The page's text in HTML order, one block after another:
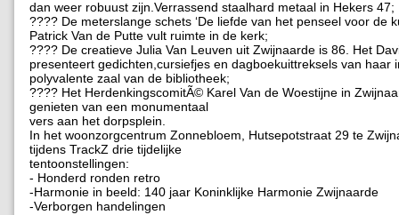
dan weer robuust zijn.Verrassend staalhard metaal in Hekers 47;
???? De meterslange schets ‘De liefde van het penseel voor de
Patrick Van de Putte vult ruimte in de kerk;
???? De creatieve Julia Van Leuven uit Zwijnaarde is 86. Het
presenteert gedichten,cursiefjes en dagboekuittreksels van haar
polyvalente zaal van de bibliotheek;
???? Het HerdenkingscomitÃ© Karel Van de Woestijne in
genieten van een monumentaal
vers aan het dorpsplein.
In het woonzorgcentrum Zonnebloem, Hutsepotstraat 29 te
tijdens TrackZ drie tijdelijke
tentoonstellingen:
- Honderd ronden retro
-Harmonie in beeld: 140 jaar Koninklijke Harmonie Zwijnaarde
-Verborgen handelingen